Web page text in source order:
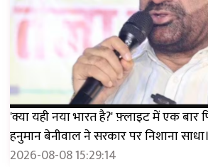
'क्या यही नया भारत है?' फ़्लाइट में एक बार
हनुमान बेनीवाल ने सरकार पर निशाना साधा।
2026-08-08 15:29:14